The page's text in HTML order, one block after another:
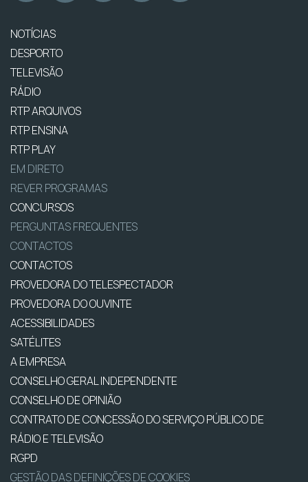
NOTÍCIAS
DESPORTO
TELEVISÃO
RÁDIO
RTP ARQUIVOS
RTP ENSINA
RTP PLAY
EM DIRETO
REVER PROGRAMAS
CONCURSOS
PERGUNTAS FREQUENTES
CONTACTOS
CONTACTOS
PROVEDORA DO TELESPECTADOR
PROVEDORA DO OUVINTE
ACESSIBILIDADES
SATÉLITES
A EMPRESA
CONSELHO GERAL INDEPENDENTE
CONSELHO DE OPINIÃO
CONTRATO DE CONCESSÃO DO SERVIÇO PÚBLICO DE
RÁDIO E TELEVISÃO
RGPD
GESTÃO DAS DEFINIÇÕES DE COOKIES